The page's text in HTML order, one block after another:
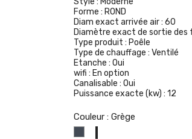
Forme : ROND
Diam exact arrivée air : 60
Diamètre exact de sortie des
Type produit : Poêle
Type de chauffage : Ventilé
Etanche : Oui
wifi : En option
Canalisable : Oui
Puissance exacte (kw) : 12
Couleur : Grège